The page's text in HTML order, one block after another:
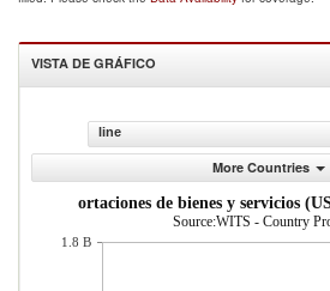
VISTA DE GRÁFICO
line
More Countries
Importaciones de bienes y servicios
Source:WITS - Country
1.8 B